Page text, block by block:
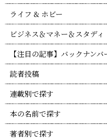
ライフ & ホビー
ビジネス＆マネー＆スタディ
【注目の記事】バックナンバ
読者投稿
連載別で探す
本の名前で探す
著者別で探す